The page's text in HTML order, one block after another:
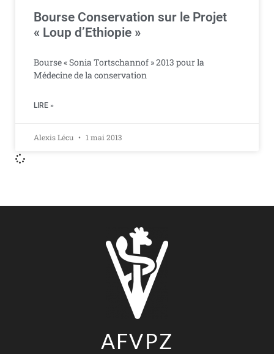
Bourse Conservation sur le Projet
« Loup d’Ethiopie »
Bourse « Sonia Tortschannof » 2013 pour la
Médecine de la conservation
LIRE »
Alexis Lécu 1 mai 2013
AFVPZ